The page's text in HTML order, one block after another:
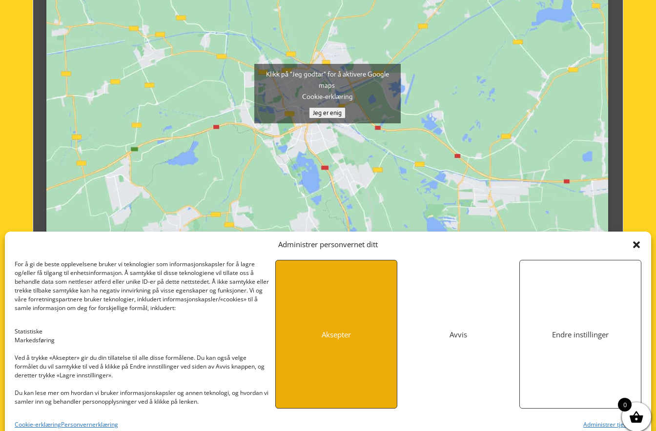
Administrer personvernet ditt
For å gi de beste opplevelsene bruker vi teknologier som informasjonskapsler for å lagre
og/eller få tilgang til enhetsinformasjon. Å samtykke til disse teknologiene vil tillate oss å
behandle data som nettleser atferd eller unike ID-er på dette nettstedet. Å ikke samtykke eller
trekke tilbake samtykke kan ha negativ innvirkning på visse egenskaper og funksjoner. Vi og
våre forretningspartnere bruker teknologier, inkludert informasjonskapsler/«cookies» til å
samle informasjon om deg for forskjellige formål, inkludert:
Statistiske
Markedsføring
Ved å trykke «Aksepter» gir du din tillatelse til alle disse formålene. Du kan også velge
formålet du vil samtykke til ved å klikke på Endre innstillinger ved siden av Avvis knappen, og
deretter trykke «Lagre innstillinger».
Du kan lese mer om hvordan vi bruker informasjonskapsler og annen teknologi, og hvordan vi
samler inn og behandler personopplysninger ved å klikke på lenken.
Administrer tjenester
Aksepter Avvis Endre instillinger
Cookie-erklæringPersonvernerklæring
Klikk på "Jeg godtar" for å aktivere Google
maps
Cookie-erklæring
Jeg er enig
Nedre Nøttveit 60, 5238 Rådal
Org. nr: 996430022
INFORMASJON
0